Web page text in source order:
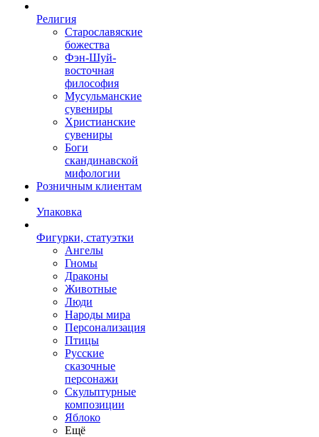
Религия
Старославяские
божества
Фэн-Шуй-
восточная
философия
Мусульманские
сувениры
Христианские
сувениры
Боги
скандинавской
мифологии
Розничным клиентам
Упаковка
Фигурки, статуэтки
Ангелы
Гномы
Драконы
Животные
Люди
Народы мира
Персонализация
Птицы
Русские
сказочные
персонажи
Скульптурные
композиции
Яблоко
Ещё